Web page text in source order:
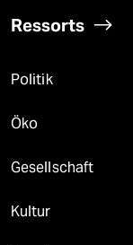
Ressorts
Politik
Öko
Gesellschaft
Kultur